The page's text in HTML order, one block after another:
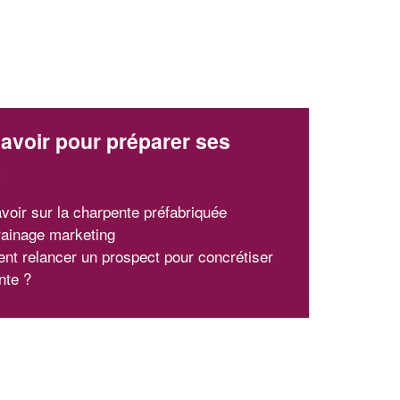
pour préparer ses
sur la charpente préfabriquée
marketing
relancer un prospect pour concrétiser
?